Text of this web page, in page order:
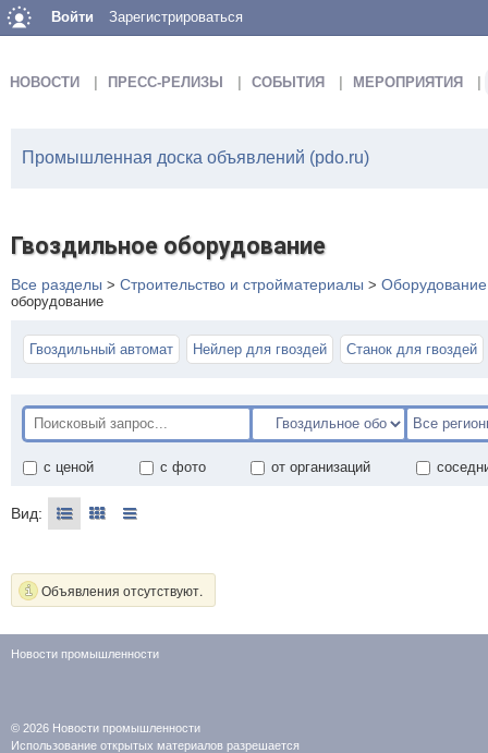
Войти Зарегистрироваться
НОВОСТИ ПРЕСС-РЕЛИЗЫ СОБЫТИЯ МЕРОПРИЯТИЯ
Промышленная доска объявлений (pdo.ru)
Гвоздильное оборудование
Все разделы > Строительство и стройматериалы > Оборудование
оборудование
Гвоздильный автомат Нейлер для гвоздей Станок для гвоздей
с ценой с фото от организаций
Вид:
Объявления отсутствуют.
Новости промышленности
© 2026 Новости промышленности
Использование открытых материалов разрешается